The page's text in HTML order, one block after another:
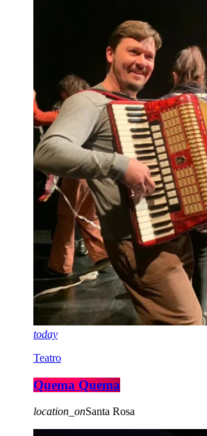
today
Teatro
Quema Quema
location_onSanta Rosa